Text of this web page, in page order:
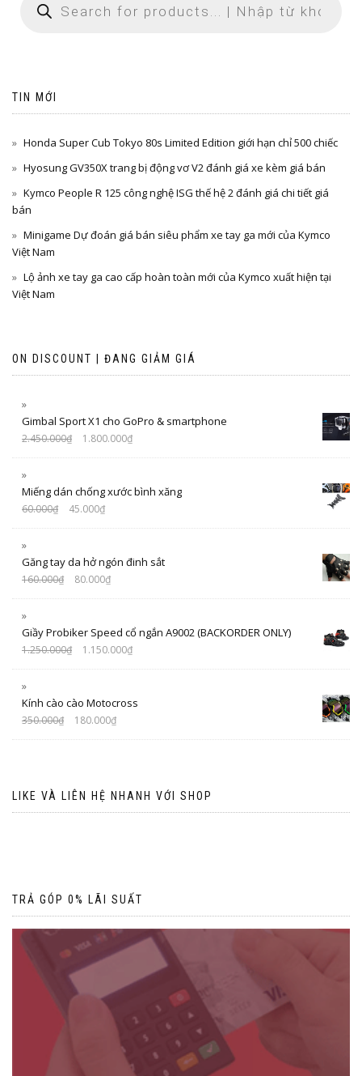
TIN MỚI
Honda Super Cub Tokyo 80s Limited Edition giới hạn chỉ 500 chiếc
Hyosung GV350X trang bị động vơ V2 đánh giá xe kèm giá bán
Kymco People R 125 công nghệ ISG thế hệ 2 đánh giá chi tiết giá
bán
Minigame Dự đoán giá bán siêu phẩm xe tay ga mới của Kymco
Việt Nam
Lộ ảnh xe tay ga cao cấp hoàn toàn mới của Kymco xuất hiện tại
Việt Nam
ON DISCOUNT | ĐANG GIẢM GIÁ
Gimbal Sport X1 cho GoPro & smartphone
2.450.000₫ 1.800.000₫
Miếng dán chống xước bình xăng
60.000₫ 45.000₫
Găng tay da hở ngón đinh sắt
160.000₫ 80.000₫
Giầy Probiker Speed cổ ngắn A9002 (BACKORDER ONLY)
1.250.000₫ 1.150.000₫
Kính cào cào Motocross
350.000₫ 180.000₫
LIKE VÀ LIÊN HỆ NHANH VỚI SHOP
TRẢ GÓP 0% LÃI SUẤT